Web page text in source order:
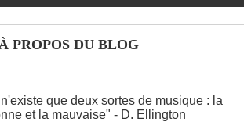
PROPOS DU BLOG
que deux sortes de musique : la
et la mauvaise" - D. Ellington